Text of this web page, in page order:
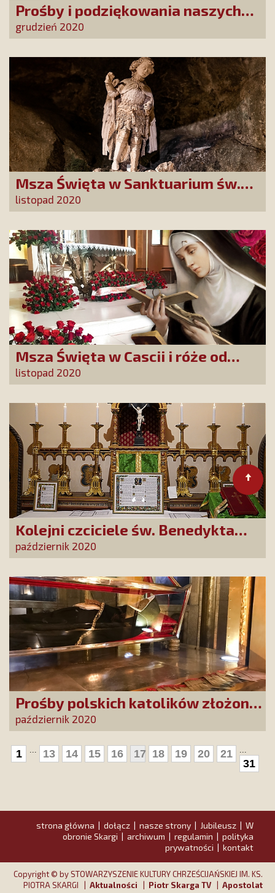
Prośby i podziękowania naszych
Przyjaciół do Matki Bożej
Uzdrowienie Chorych złożone przed
Jej cudownym Obliczem
grudzień 2020
Msza Święta w Sanktuarium św.
Michała Archanioła za Przyjaciół
Stowarzyszenia
listopad 2020
Msza Święta w Cascii i róże od
naszych Darczyńców
listopad 2020
Kolejni czciciele św. Benedykta
złożyli swoje prośby i
podziękowania w klasztorze w
Nursji
październik 2020
Prośby polskich katolików złożone
w Sanktuarium św. Rity w Cascii
październik 2020
1 ... 13 14 15 16 17 18 19 20 21 ...
31
strona główna dołącz nasze strony Jubileusz
W
obronie Skargi
archiwum regulamin
polityka
prywatności
kontakt
Copyright © by STOWARZYSZENIE KULTURY CHRZEŚCIJAŃSKIEJ IM. KS.
PIOTRA SKARGI | Aktualności Piotr Skarga TV
Apostolat